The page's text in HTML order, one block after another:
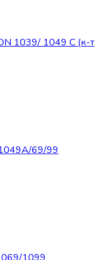
1039/ 1049 C (к-т
69/99